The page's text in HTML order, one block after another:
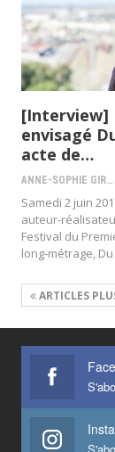
[Interview]
envisagé
acte de…
ANNE-SOPHIE GIRAUD
Samedi 2 juin
auteur-
Festival du
long-métrage,
ARTICLES